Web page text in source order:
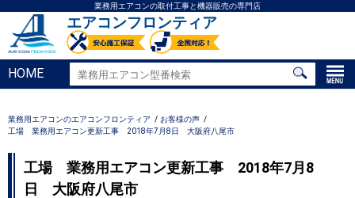
業務用エアコンの取付工事と機器販売の専門店
エアコンフロンティア
HOME
業務用エアコンのエアコンフロンティア
お客様の声
工場 業務用エアコン更新工事 2018年7月8日 大阪府八尾市
工場 業務用エアコン更新工事 2018年7月8
日 大阪府八尾市